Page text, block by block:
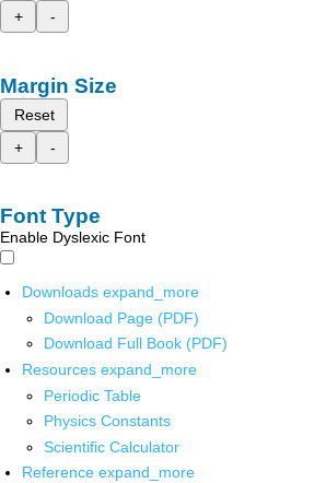
+
-
Margin Size
Reset
+
-
Font Type
Enable Dyslexic Font
Downloads expand_more
Download Page (PDF)
Download Full Book (PDF)
Resources expand_more
Periodic Table
Physics Constants
Scientific Calculator
Reference expand_more